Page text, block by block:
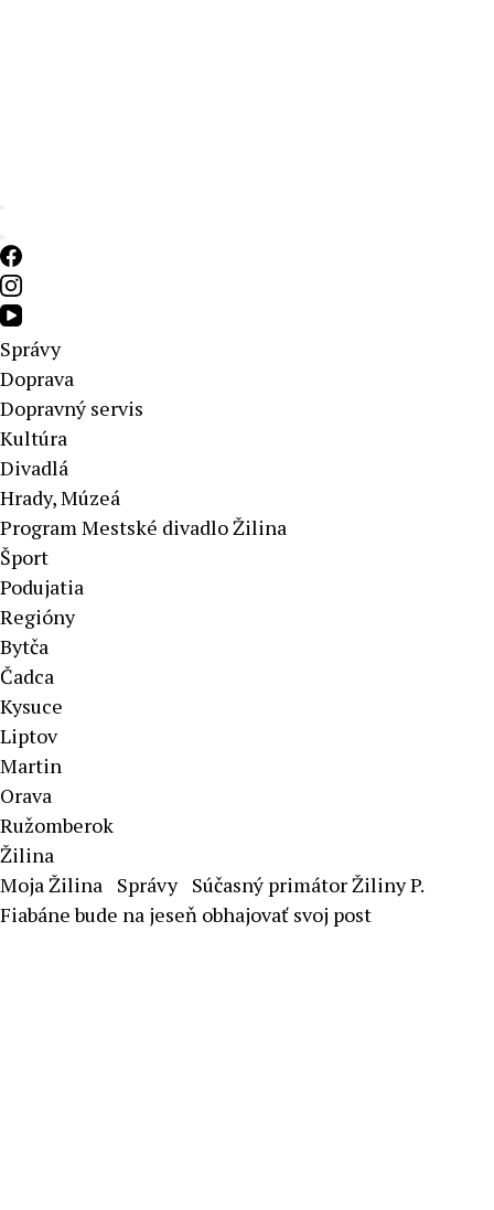
Správy
Doprava
Dopravný servis
Kultúra
Divadlá
Hrady, Múzeá
Program Mestské divadlo Žilina
Šport
Podujatia
Regióny
Bytča
Čadca
Kysuce
Liptov
Martin
Orava
Ružomberok
Žilina
Moja Žilina Správy Súčasný primátor Žiliny P.
Fiabáne bude na jeseň obhajovať svoj post